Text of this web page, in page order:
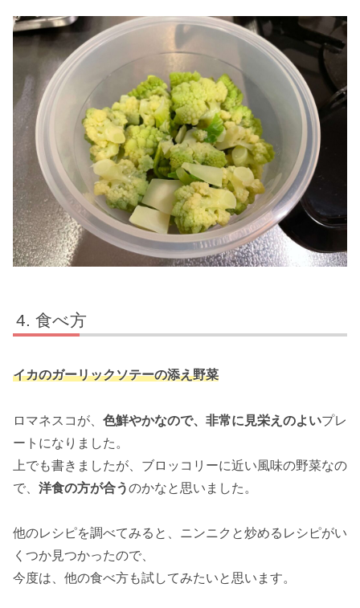
食べ方
イカのガーリックソテーの添え野菜
ロマネスコが、 色鮮やかなので、非常に見栄えのよいプレ
ートになりました。
上でも書きましたが、ブロッコリーに近い風味の野菜なの
で、 洋食の方が合うのかなと思いました。
他のレシピを調べてみると、ニンニクと炒めるレシピがい
くつか見つかったので、
今度は、他の食べ方も試してみたいと思います。